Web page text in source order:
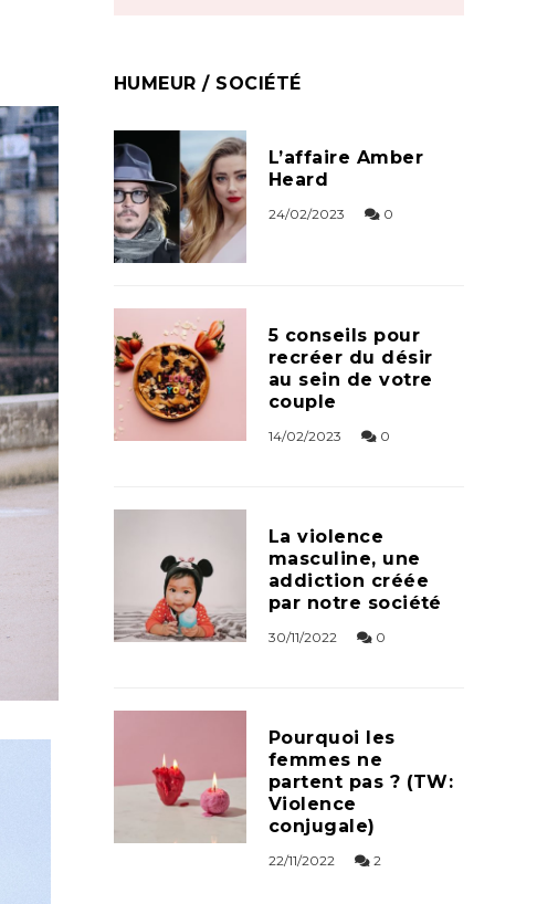
HUMEUR / SOCIÉTÉ
L’affaire Amber
Heard
24/02/2023 0
5 conseils pour
recréer du désir
au sein de votre
couple
14/02/2023 0
La violence
masculine, une
addiction créée
par notre société
30/11/2022 0
Pourquoi les
femmes ne
partent pas ? (TW:
Violence
conjugale)
22/11/2022 2